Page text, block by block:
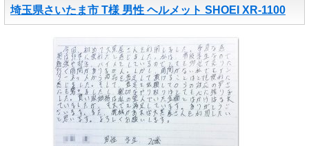
埼玉県さいたま市 T様 男性 ヘルメット SHOEI XR-1100